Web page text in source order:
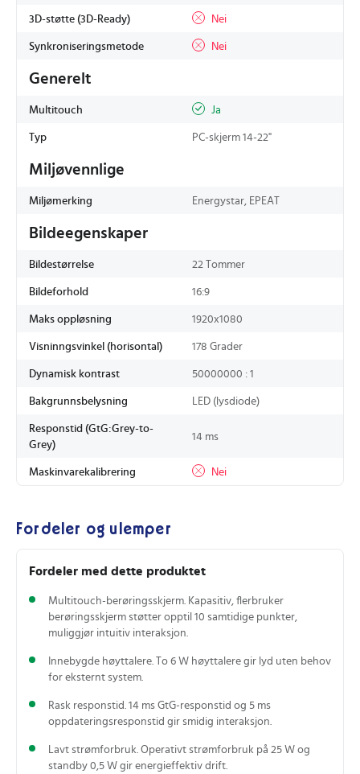
3D-støtte (3D-Ready) Nei
Synkroniseringsmetode Nei
Generelt
Multitouch Ja
Typ PC-skjerm 14-22"
Miljøvennlige
Miljømerking Energystar, EPEAT
Bildeegenskaper
Bildestørrelse 22 Tommer
Bildeforhold 16:9
Maks oppløsning 1920x1080
Visninngsvinkel (horisontal) 178 Grader
Dynamisk kontrast 50000000 : 1
Bakgrunnsbelysning LED (lysdiode)
Responstid (GtG:Grey-to-
Grey)
14 ms
Maskinvarekalibrering Nei
Fordeler og ulemper
Fordeler med dette produktet
Multitouch-berøringsskjerm. Kapasitiv, flerbruker
berøringsskjerm støtter opptil 10 samtidige punkter,
muliggjør intuitiv interaksjon.
Innebygde høyttalere. To 6 W høyttalere gir lyd uten behov
for eksternt system.
Rask responstid. 14 ms GtG‑responstid og 5 ms
oppdateringsresponstid gir smidig interaksjon.
Lavt strømforbruk. Operativt strømforbruk på 25 W og
standby 0,5 W gir energieffektiv drift.